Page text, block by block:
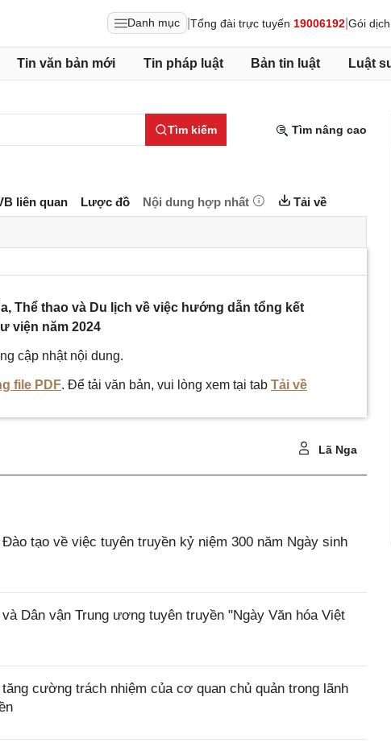
Danh mục Tổng đài trực tuyến 19006192 Gói
Tin văn bản mới Tin pháp luật Bản tin luật Luật
Tìm kiếm Tìm nâng cao
liên quan Lược đồ Nội dung hợp nhất Tải về
Thể thao và Du lịch về việc hướng dẫn tổng kết
viện năm 2024
cập nhật nội dung.
file PDF. Để tải văn bản, vui lòng xem tại tab Tải về
Lã Nga
tạo về việc tuyên truyền kỷ niệm 300 năm Ngày sinh
Dân vận Trung ương tuyên truyền "Ngày Văn hóa Việt
cường trách nhiệm của cơ quan chủ quản trong lãnh